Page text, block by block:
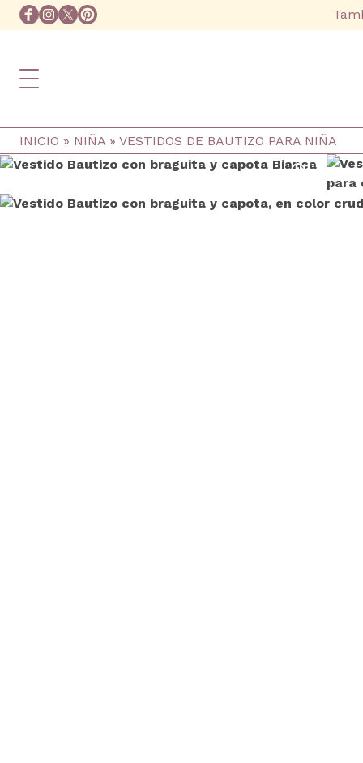
Ir al contenido principal
facebook
instagram
twitter
Ruta de navegación
INICIO NIÑA VESTIDOS DE BAUTIZO PARA NIÑA